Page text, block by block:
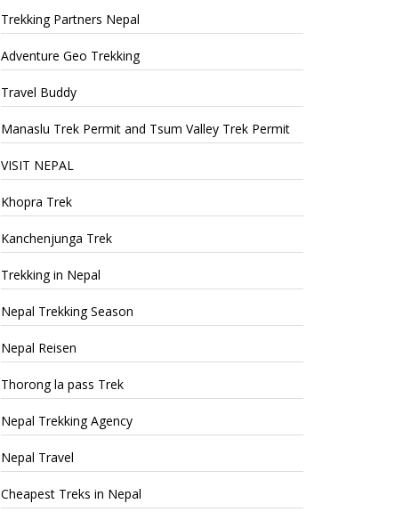
Trekking Partners Nepal
Adventure Geo Trekking
Travel Buddy
Manaslu Trek Permit and Tsum Valley Trek Permit
VISIT NEPAL
Khopra Trek
Kanchenjunga Trek
Trekking in Nepal
Nepal Trekking Season
Nepal Reisen
Thorong la pass Trek
Nepal Trekking Agency
Nepal Travel
Cheapest Treks in Nepal